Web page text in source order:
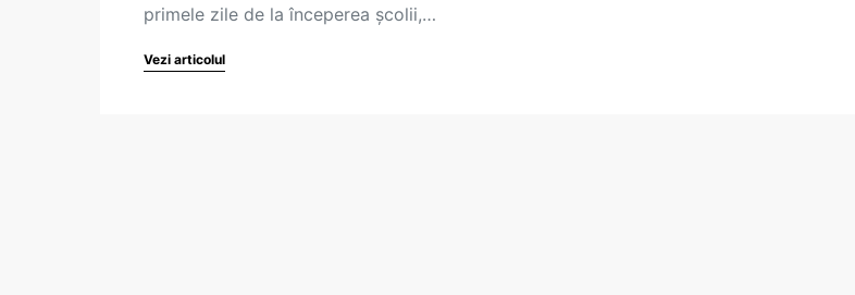
primele zile de la începerea școlii,…
Vezi articolul